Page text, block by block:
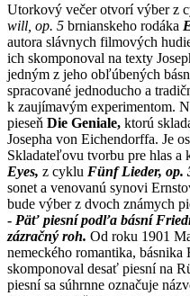
Utorkový večer otvorí výber z
will, op. 5 brnianskeho rodáka
autora slávnych filmových
ich skomponoval na texty
jedným z jeho obľúbených
spracované jednoducho a
k zaujímavým experimentom.
pieseň Die Geniale, ktorú
Josepha von Eichendorffa. Je
Skladateľovu tvorbu pre hlas a
Eyes, z cyklu Fünf Lieder, op.
sonet a venovanú synovi
bude výber z dvoch známych
- Päť piesní podľa básní
zázračný roh. Od roku 1901
nemeckého romantika,
skomponoval desať piesní na
piesní sa súhrnne označuje